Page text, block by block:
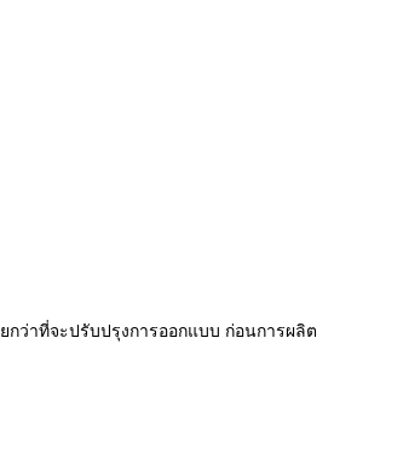
ว่าที่จะปรับปรุงการออกแบบ ก่อนการผลิต